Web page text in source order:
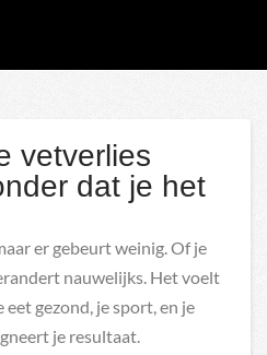
vetverlies
dat je het
er gebeurt weinig. Of je
nauwelijks. Het voelt
gezond, je sport, en je
je resultaat.